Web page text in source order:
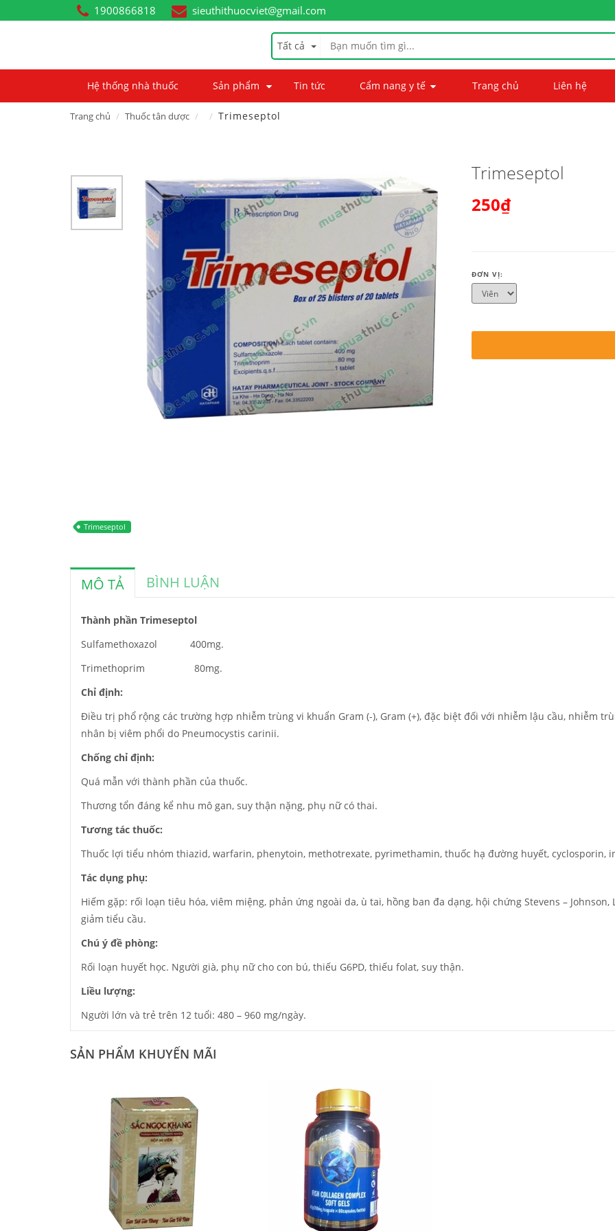
1900866818 sieuthithuocviet@gmail.com
Tất cả
Hệ thống nhà thuốc Sản phẩm Tin tức Cẩm nang y tế Trang chủ Liên hệ
Trang chủ Thuốc tân dược Trimeseptol
Trimeseptol
Trimeseptol
250₫
ĐƠN VỊ:
MÔ TẢ BÌNH LUẬN
Thành phần Trimeseptol
Sulfamethoxazol 400mg.
Trimethoprim 80mg.
Chỉ định:
Điều trị phổ rộng các trường hợp nhiễm trùng vi khuẩn Gram (-), Gram (+), đặc biệt đối với nhiễm lậu cầu, nhiễm
nhân bị viêm phổi do Pneumocystis carinii.
Chống chỉ định:
Quá mẫn với thành phần của thuốc.
Thương tổn đáng kể nhu mô gan, suy thận nặng, phụ nữ có thai.
Tương tác thuốc:
Thuốc lợi tiểu nhóm thiazid, warfarin, phenytoin, methotrexate, pyrimethamin, thuốc hạ đường huyết, cyclosporin,
Tác dụng phụ:
Hiếm gặp: rối loạn tiêu hóa, viêm miệng, phản ứng ngoài da, ù tai, hồng ban đa dạng, hội chứng Stevens –
giảm tiểu cầu.
Chú ý đề phòng:
Rối loạn huyết học. Người già, phụ nữ cho con bú, thiếu G6PD, thiếu folat, suy thận.
Liều lượng:
Người lớn và trẻ trên 12 tuổi: 480 – 960 mg/ngày.
SẢN PHẨM KHUYẾN MÃI